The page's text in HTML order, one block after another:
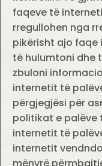
faqeve të
rregullohen nga
pikërisht ajo faqe
të hulumtoni dhe
zbuloni
internetit të
përgjegjësi për
politikat e palëve
internetit të
internetit
mënyrë